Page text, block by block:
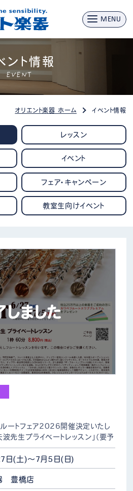
MENU
ント情報
EVENT
オリエント楽器 ホーム イベント情報
レッスン
イベント
フェア・キャンペーン
教室生向けイベント
しました
ートフェア2026開催決定いたし
生プライベートレッスン」（要予
迎えしフルートレッスンを行いま
くだ…
日(土)～7月5日(日)
豊橋店